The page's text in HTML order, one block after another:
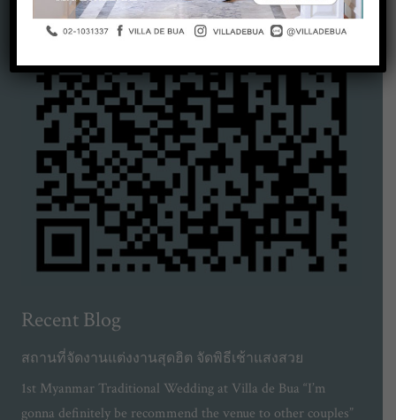
Recent Blog
สถานที่จัดงานแต่งงานสุดฮิต จัดพิธีเช้าแสงสวย
1st Myanmar Traditional Wedding at Villa de Bua “I’m
gonna definitely be recommend the venue to other couples”